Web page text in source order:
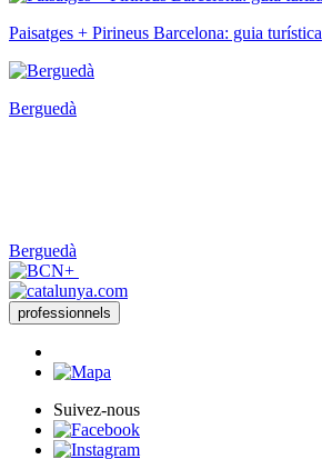
Paisatges + Pirineus Barcelona: guia turística
Berguedà
Berguedà
professionnels
Suivez-nous